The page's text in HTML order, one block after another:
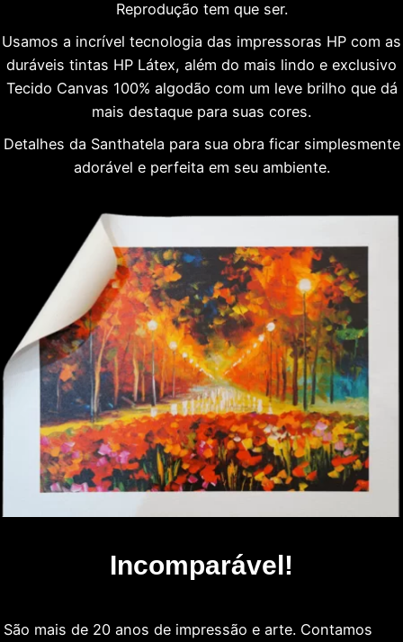
Reprodução tem que ser.
Usamos a incrível tecnologia das impressoras HP com as
duráveis tintas HP Látex, além do mais lindo e exclusivo
Tecido Canvas 100% algodão com um leve brilho que dá
mais destaque para suas cores.
Detalhes da Santhatela para sua obra ficar simplesmente
adorável e perfeita em seu ambiente.
Incomparável!
São mais de 20 anos de impressão e arte. Contamos